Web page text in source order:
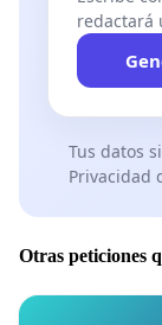
INFORMACIÓN
datos se le
personales
redactará
Tus datos
Privacidad
Otras peticiones